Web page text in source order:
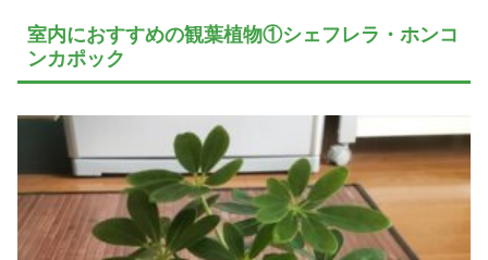
室内におすすめの観葉植物①シェフレラ・ホンコ
ンカポック